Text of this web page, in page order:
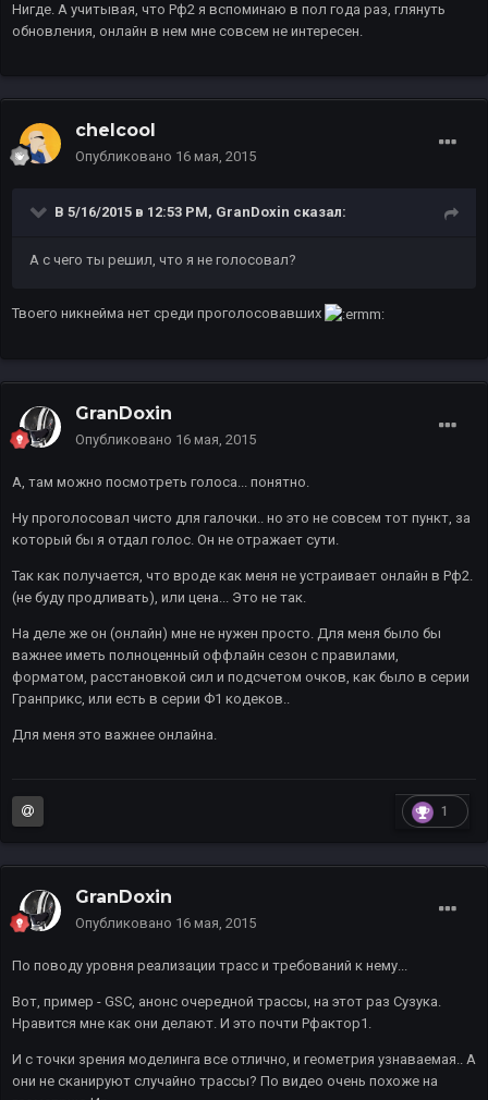
Нигде. А учитывая, что Рф2 я вспоминаю в пол года раз, глянуть
обновления, онлайн в нем мне совсем не интересен.
chelcool
Опубликовано 16 мая, 2015
В 5/16/2015 в 12:53 PM, GranDoxin сказал:
А с чего ты решил, что я не голосовал?
Твоего никнейма нет среди проголосовавших
GranDoxin
Опубликовано 16 мая, 2015
А, там можно посмотреть голоса... понятно.
Ну проголосовал чисто для галочки.. но это не совсем тот пункт, за
который бы я отдал голос. Он не отражает сути.
Так как получается, что вроде как меня не устраивает онлайн в Рф2.
(не буду продливать), или цена... Это не так.
На деле же он (онлайн) мне не нужен просто. Для меня было бы
важнее иметь полноценный оффлайн сезон с правилами,
форматом, расстановкой сил и подсчетом очков, как было в серии
Гранприкс, или есть в серии Ф1 кодеков..
Для меня это важнее онлайна.
1
GranDoxin
Опубликовано 16 мая, 2015
По поводу уровня реализации трасс и требований к нему...
Вот, пример - GSC, анонс очередной трассы, на этот раз Сузука.
Нравится мне как они делают. И это почти Рфактор1.
И с точки зрения моделинга все отлично, и геометрия узнаваемая.. А
они не сканируют случайно трассы? По видео очень похоже на